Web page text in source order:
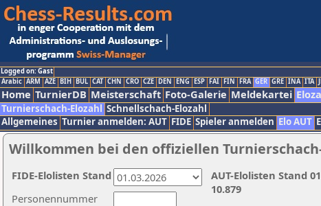
Logged on: Gast
Arabic ARM AZE BIH BUL CAT CHN CRO CZE DEN ENG ESP FAI FIN FRA GER GRE INA ITA
Home TurnierDB Meisterschaft Foto-Galerie Meldekartei
Turnierschach-Elozahl Schnellschach-Elozahl
Allgemeines Turnier anmelden: AUT FIDE Spieler anmelden Elo AUT
Willkommen bei den offiziellen
Personennummer
AUT-Elolisten Stand
10.879
FIDE-Elolisten Stand